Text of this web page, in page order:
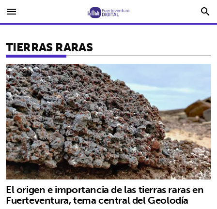
menu search
TIERRAS RARAS
El origen e importancia de las tierras raras en
Fuerteventura, tema central del Geolodía